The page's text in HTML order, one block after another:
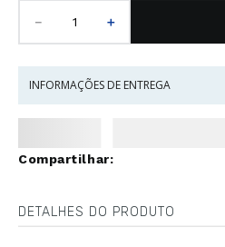
＋
－
INFORMAÇÕES DE ENTREGA
DETALHES DO PRODUTO